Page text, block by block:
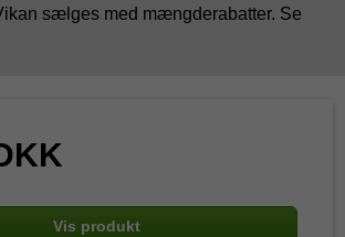
sælges med mængderabatter. Se
Vis produkt